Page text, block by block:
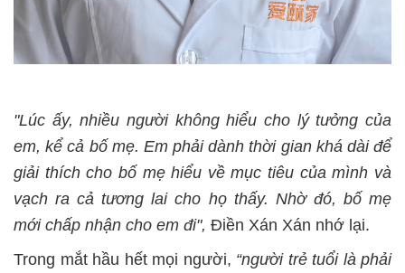
"Lúc ấy, nhiều người không hiểu cho lý tưởng của
em, kể cả bố mẹ. Em phải dành thời gian khá dài để
giải thích cho bố mẹ hiểu về mục tiêu của mình và
vạch ra cả tương lai cho họ thấy. Nhờ đó, bố mẹ
mới chấp nhận cho em đi", Điền Xán Xán nhớ lại.
Trong mắt hầu hết mọi người, “người trẻ tuổi là phải